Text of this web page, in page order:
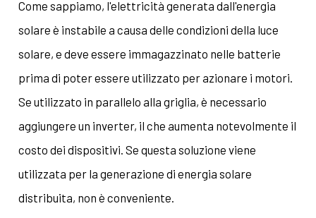
Come sappiamo, l'elettricità generata dall'energia
solare è instabile a causa delle condizioni della luce
solare, e deve essere immagazzinato nelle batterie
prima di poter essere utilizzato per azionare i motori.
Se utilizzato in parallelo alla griglia, è necessario
aggiungere un inverter, il che aumenta notevolmente il
costo dei dispositivi. Se questa soluzione viene
utilizzata per la generazione di energia solare
distribuita, non è conveniente.